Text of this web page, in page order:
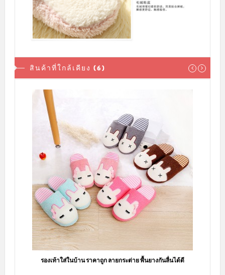
สินค้าที่ใกล้เคียง (6)
รองเท้าใส่ในบ้าน ราคาถูก ลายกระต่าย พื้นยางกันลื่นได้ดี